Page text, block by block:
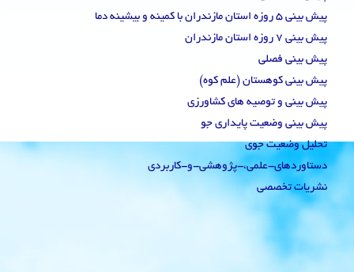
پیش بینی 5 روزه استان مازندران با کمینه و بیشینه دما
پیش بینی 7 روزه استان مازندران
پیش بینی فصلی
پیش بینی کوهستان (علم کوه)
پیش بینی و توصیه های کشاورزی
پیش بینی وضعیت پایداری جو
تحلیل وضعیت جوی
دستاوردهای-علمی،-پژوهشی-و-کاربردی
نشریات تخصصی